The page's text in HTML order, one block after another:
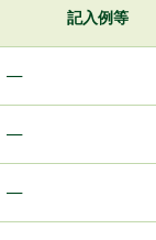
記入例等
―
―
―